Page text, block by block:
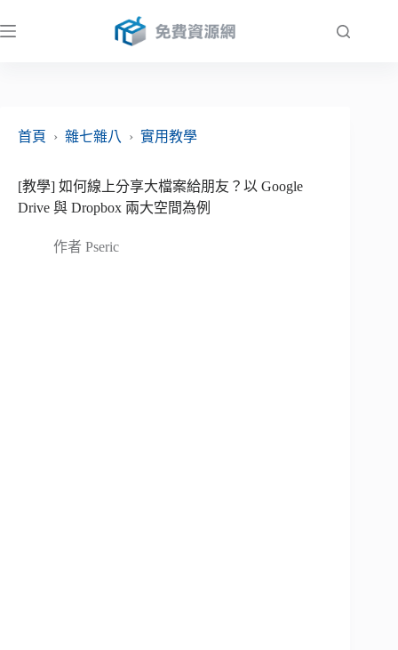
至
首頁
› 雜七雜八 › 實用教學
[教學] 如何線上分享大檔案給朋友？以 Google
Drive 與 Dropbox 兩大空間為例
作者 Pseric